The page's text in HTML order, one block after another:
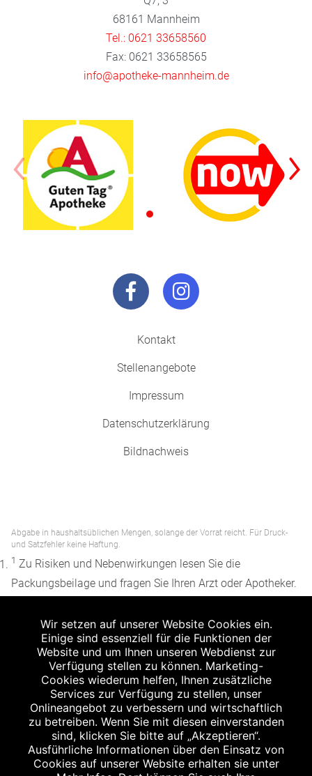
68161 Mannheim
Tel.: 0621 33658560
Fax: 0621 33658565
info@apotheke-mannheim.de
Kontakt
Stellenangebote
Impressum
Datenschutzerklärung
Bildnachweis
Abgabe in haushaltsüblichen Mengen, solange der Vorrat reicht. Für Druck-
und Satzfehler keine Haftung.
1 Zu Risiken und Nebenwirkungen lesen Sie die
Packungsbeilage und fragen Sie Ihren Arzt oder Apotheker.
Apothekenerstattungspreis (AEP). Der AEP ist keine
unverbindliche Preisempfehlung der Hersteller. Der AEP ist
ein von den Apotheken in Ansatz gebrachter Preis für
rezeptfreie Arzneimittel. Er entspricht in der Höhe dem für
Apotheken verbindlichen Abgabepreis, zu dem eine
Apotheke in bestimmten Fällen (z.B. bei Kindern unter 12
Jahren) das Produkt mit der gesetzlichen
Krankenversicherung abrechnet. Der AEP ist der allgemeine
Wir setzen auf unserer Website Cookies ein.
Einige sind essenziell für die Funktionen der
Website und um Ihnen unseren Webdienst zur
Verfügung stellen zu können. Marketing-
Cookies wiederum helfen, Ihnen zusätzliche
Services zur Verfügung zu stellen, unser
Onlineangebot zu verbessern und wirtschaftlich
zu betreiben. Wenn Sie mit diesen einverstanden
sind, klicken Sie bitte auf „Akzeptieren“.
Ausführliche Informationen über den Einsatz von
Cookies auf unserer Website erhalten sie unter